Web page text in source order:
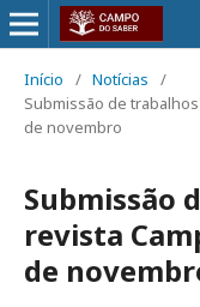
Início / Notícias
/
Submissão de
de novembro
Submissão
revista
de